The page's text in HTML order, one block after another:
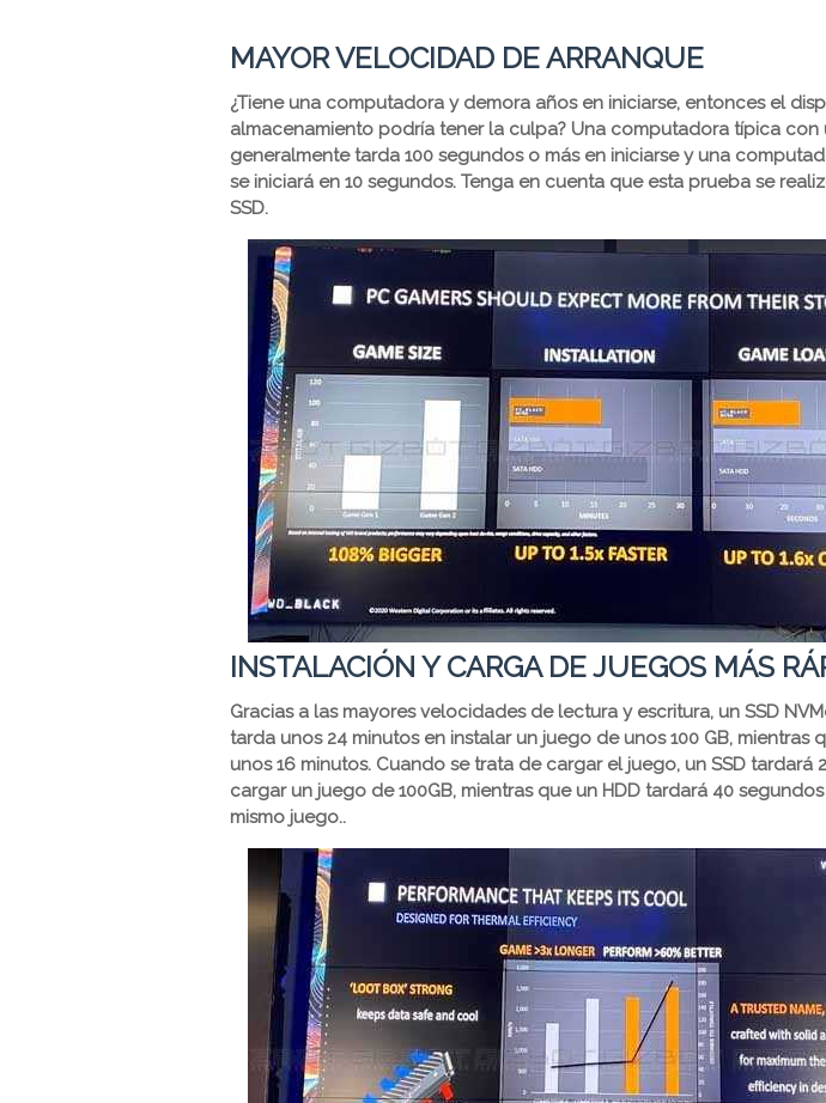
MAYOR VELOCIDAD DE ARRANQUE
¿Tiene una computadora y demora años en iniciarse, entonces el
almacenamiento podría tener la culpa? Una computadora típica con
generalmente tarda 100 segundos o más en iniciarse y una
se iniciará en 10 segundos. Tenga en cuenta que esta prueba se
SSD.
INSTALACIÓN Y CARGA DE JUEGOS MÁS
Gracias a las mayores velocidades de lectura y escritura, un SSD
tarda unos 24 minutos en instalar un juego de unos 100 GB, mientras
unos 16 minutos. Cuando se trata de cargar el juego, un SSD tardará
cargar un juego de 100GB, mientras que un HDD tardará 40
mismo juego..